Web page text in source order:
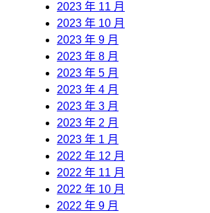
2023 年 11 月
2023 年 10 月
2023 年 9 月
2023 年 8 月
2023 年 5 月
2023 年 4 月
2023 年 3 月
2023 年 2 月
2023 年 1 月
2022 年 12 月
2022 年 11 月
2022 年 10 月
2022 年 9 月